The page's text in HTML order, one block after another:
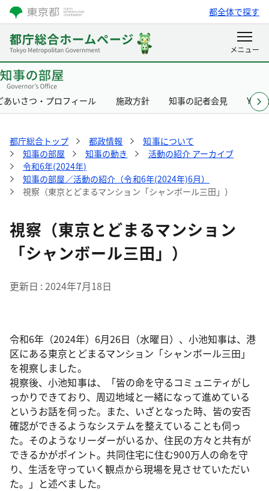
都全体で探す
あいさつ・プロフィール 施政方針 知事の記者会見
都庁総合トップ 都政情報
知事について
知事の部屋
知事の動き
活動の紹介 アーカイブ
令和6年(2024年)
知事の部屋／活動の紹介（令和6年(2024年)6月）
視察（東京とどまるマンション「シャンボール三田」）
視察（東京とどまるマンション
「シャンボール三田」）
更新日 2024年7月18日
令和6年（2024年）6月26日（水曜日）、小池知事は、港
区にある東京とどまるマンション「シャンボール三田」
を視察しました。
視察後、小池知事は、「皆の命を守るコミュニティがし
っかりできており、周辺地域と一緒になって進めている
というお話を伺った。また、いざとなった時、皆の安否
確認ができるようなシステムを整えていることも伺っ
た。そのようなリーダーがいるか、住民の方々と共有が
できるかがポイント。共同住宅に住む900万人の命を守
り、生活を守っていく観点から現場を見させていただい
た。」と述べました。